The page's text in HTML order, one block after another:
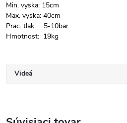
Min. vyska: 15cm
Max. vyska: 40cm
Prac. tlak: 5-10bar
Hmotnost: 19kg
Videá